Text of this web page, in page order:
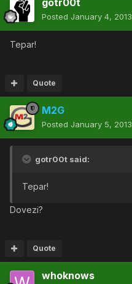
gotr00t
Posted January 4, 2013
Tepar!
Quote
M2G
Posted January 5, 2013
gotr00t said:
Tepar!
Dovezi?
Quote
whoknows